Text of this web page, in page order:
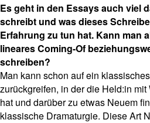
Es geht in den Essays auch viel
schreibt und was dieses
Erfahrung zu tun hat. Kann man
lineares Coming-Of
schreiben?
Man kann schon auf ein
zurückgreifen, in der die Held:in
hat und darüber zu etwas Neuem
klassische Dramaturgie. Diese Art